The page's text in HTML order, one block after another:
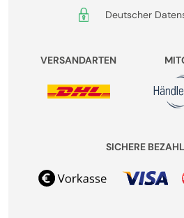
Deutscher
VERSANDARTEN
SICHERE